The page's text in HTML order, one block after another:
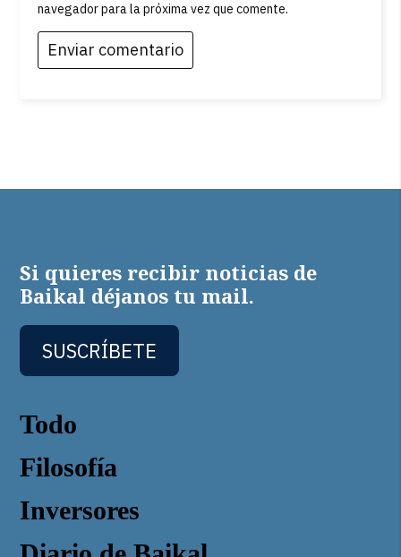
navegador para la próxima vez que comente.
Todo
Filosofía
Inversores
Si quieres recibir noticias de
Baikal déjanos tu mail.
SUSCRÍBETE